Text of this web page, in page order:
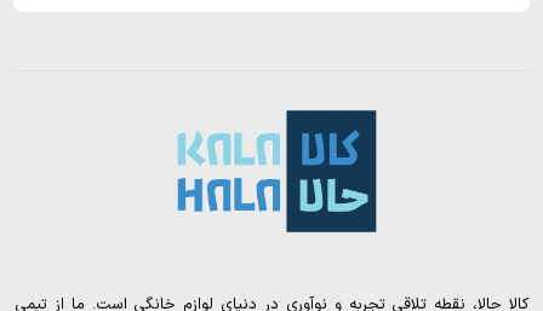
کالا حالا، نقطه تلاقی تجربه و نوآوری در دنیای لوازم خانگی است. ما از تیمی